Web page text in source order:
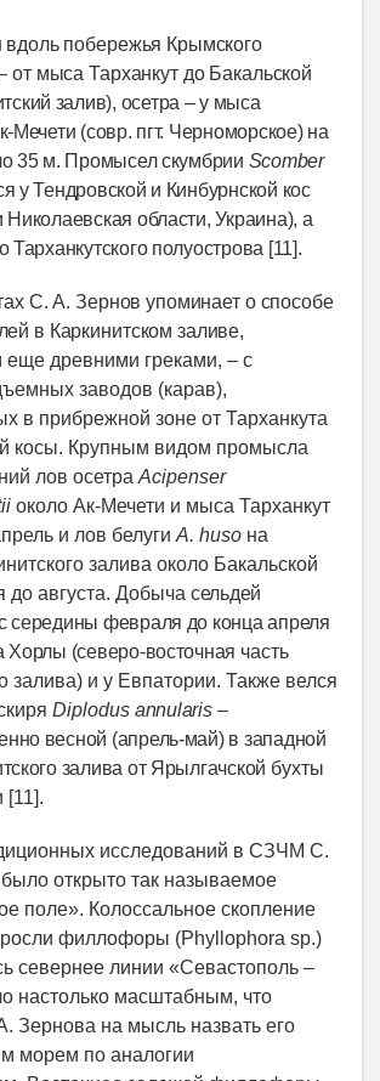
вдоль побережья Крымского
от мыса Тарханкут до Бакальской
залив), осетра – у мыса
Мечети (совр. пгт. Черноморское) на
35 м. Промысел скумбрии Scomber
у Тендровской и Кинбурнской кос
Николаевская области, Украина), а
Тарханкутского полуострова [11].
С. А. Зернов упоминает о способе
в Каркинитском заливе,
древними греками, – с
заводов (карав),
в прибрежной зоне от Тарханкута
косы. Крупным видом промысла
лов осетра Acipenser
около Ак-Мечети и мыса Тарханкут
и лов белуги A. huso на
залива около Бакальской
до августа. Добыча сельдей
середины февраля до конца апреля
Хорлы (северо-восточная часть
залива) и у Евпатории. Также велся
Diplodus annularis –
весной (апрель-май) в западной
залива от Ярылгачской бухты
[11].
исследований в СЗЧМ С.
открыто так называемое
поле». Колоссальное скопление
филлофоры (Phyllophora sp.)
севернее линии «Севастополь –
настолько масштабным, что
Зернова на мысль назвать его
морем по аналогии